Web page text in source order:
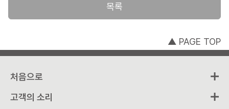
목록
▲ PAGE TOP
처음으로
고객의 소리